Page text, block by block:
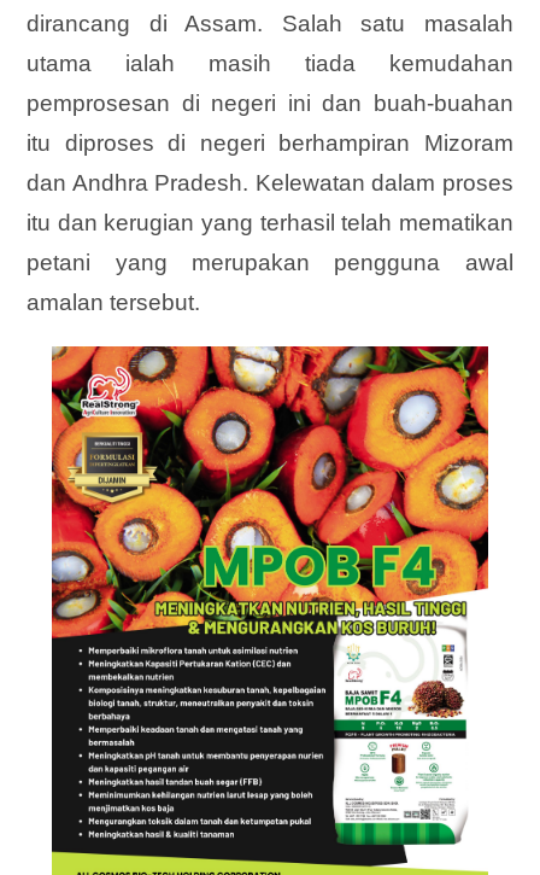
dirancang di Assam. Salah satu masalah
utama ialah masih tiada kemudahan
pemprosesan di negeri ini dan buah-buahan
itu diproses di negeri berhampiran Mizoram
dan Andhra Pradesh. Kelewatan dalam proses
itu dan kerugian yang terhasil telah mematikan
petani yang merupakan pengguna awal
amalan tersebut.